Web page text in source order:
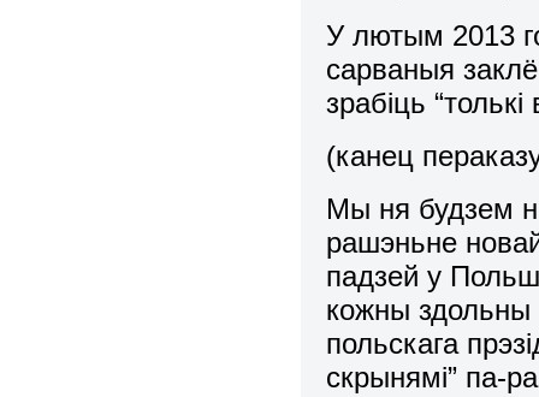
У лютым 2013
сарваныя
зрабіць
(канец
Мы ня будзем
рашэньне
падзей у
кожны здольны
польскага
скрынямі” па-